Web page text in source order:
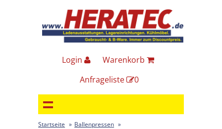
Login
Warenkorb
Anfrageliste
0
Startseite » Ballenpressen »